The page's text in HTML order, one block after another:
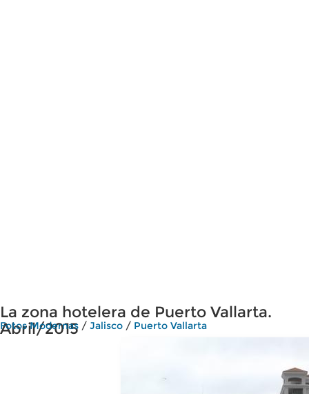
La zona hotelera de Puerto Vallarta.
Abril/2015
Fotos Modernas / Jalisco / Puerto Vallarta